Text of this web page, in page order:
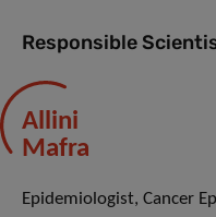
Responsible
Allini
Mafra
Epidemiologist, Cancer